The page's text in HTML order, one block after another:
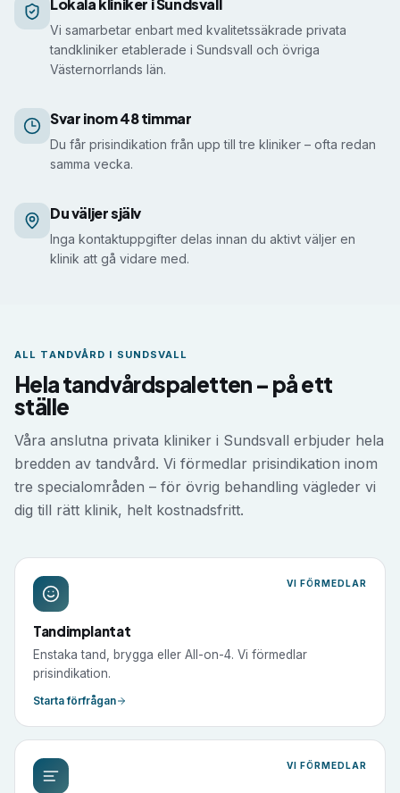
Lokala kliniker i Sundsvall
Vi samarbetar enbart med kvalitetssäkrade privata
tandkliniker etablerade i Sundsvall och övriga
Västernorrlands län.
Svar inom 48 timmar
Du får prisindikation från upp till tre kliniker – ofta redan
samma vecka.
Du väljer själv
Inga kontaktuppgifter delas innan du aktivt väljer en
klinik att gå vidare med.
ALL TANDVÅRD I SUNDSVALL
Hela tandvårdspaletten – på ett
ställe
Våra anslutna privata kliniker i Sundsvall erbjuder hela
bredden av tandvård. Vi förmedlar prisindikation inom
tre specialområden – för övrig behandling vägleder vi
dig till rätt klinik, helt kostnadsfritt.
VI FÖRMEDLAR
Tandimplantat
Enstaka tand, brygga eller All-on-4. Vi förmedlar
prisindikation.
Starta förfrågan
VI FÖRMEDLAR